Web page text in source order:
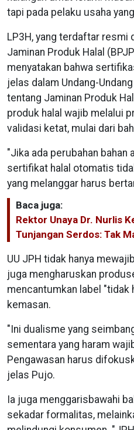
tapi pada pelaku usaha
LP3H, yang terdaftar resmi
Jaminan Produk Halal
menyatakan bahwa
jelas dalam Undang-
tentang Jaminan Produk
produk halal wajib melalui
validasi ketat, mulai dari
"Jika ada perubahan
sertifikat halal otomatis
yang melanggar harus
Baca juga:
Rektor Unaya Dr. Nurlis
Tunjangan Serdos: Tak
UU JPH tidak hanya
juga mengharuskan
mencantumkan label "tidak
kemasan.
"Ini dualisme yang
sementara yang haram
Pengawasan harus
jelas Pujo.
Ia juga menggarisbawahi
sekadar formalitas,